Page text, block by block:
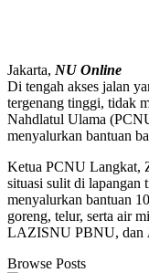
Jakarta, NU Online
Di tengah akses jalan
tergenang tinggi, tidak
Nahdlatul Ulama
menyalurkan bantuan
Ketua PCNU Langkat,
situasi sulit di lapangan
menyalurkan bantuan
goreng, telur, serta air
LAZISNU PBNU, dan
Browse Posts